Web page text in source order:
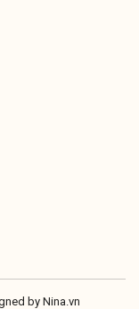
by Nina.vn